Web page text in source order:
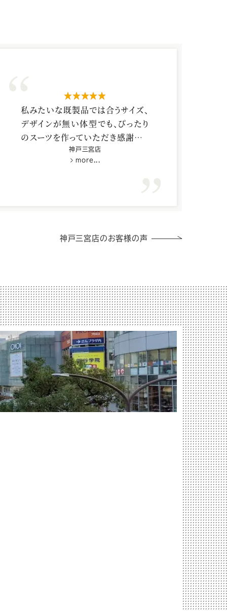
私みたいな既製品では合うサイズ、
デザインが無い体型でも、ぴったり
のスーツを作っていただき感謝して
神戸三宮店
more...
神戸三宮店のお客様の声